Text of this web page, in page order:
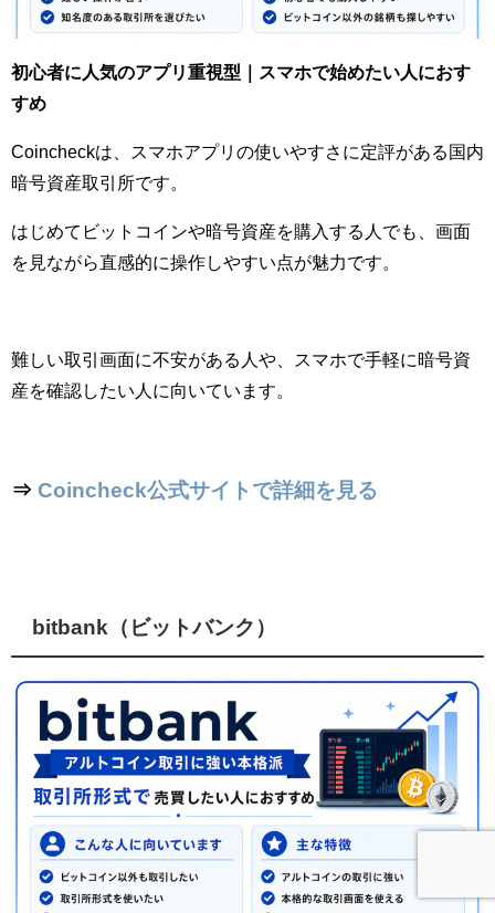
初心者に人気のアプリ重視型｜スマホで始めたい人におす
すめ
Coincheckは、スマホアプリの使いやすさに定評がある国内
暗号資産取引所です。
はじめてビットコインや暗号資産を購入する人でも、画面
を見ながら直感的に操作しやすい点が魅力です。
難しい取引画面に不安がある人や、スマホで手軽に暗号資
産を確認したい人に向いています。
⇒ Coincheck公式サイトで詳細を見る
bitbank（ビットバンク）